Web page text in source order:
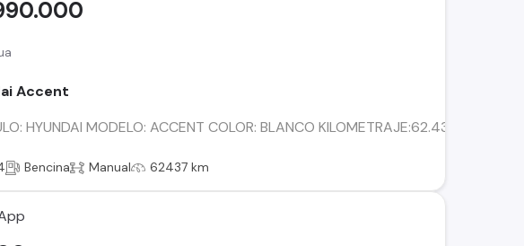
Accent
HYUNDAI MODELO: ACCENT COLOR: BLANCO KILOMETRAJE:62.437
Bencina Manual 62437 km